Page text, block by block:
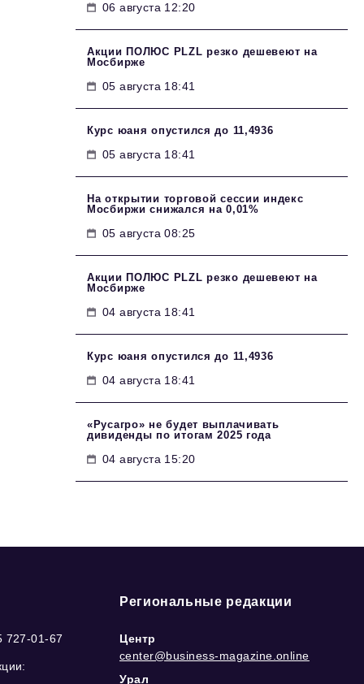
06 августа 12:20
Акции ПОЛЮС PLZL резко дешевеют на
Мосбирже
05 августа 18:41
Курс юаня опустился до 11,4936
05 августа 18:41
На открытии торговой сессии индекс
Мосбиржи снижался на 0,01%
05 августа 08:25
Акции ПОЛЮС PLZL резко дешевеют на
Мосбирже
04 августа 18:41
Курс юаня опустился до 11,4936
04 августа 18:41
«Русагро» не будет выплачивать
дивиденды по итогам 2025 года
04 августа 15:20
727-01-67
Региональные редакции
Центр
center@business-magazine.online
Урал